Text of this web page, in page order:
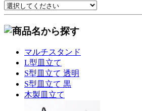
マルチスタンド
L型皿立て
S型皿立て 透明
S型皿立て 黒
木製皿立て